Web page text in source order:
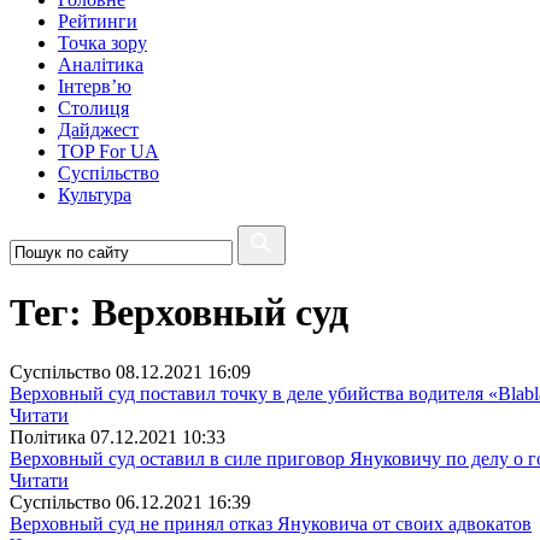
Рейтинги
Точка зору
Аналітика
Інтерв’ю
Столиця
Дайджест
TOP For UA
Суспiльство
Культура
Тег: Верховный суд
Суспiльство 08.12.2021 16:09
Верховный суд поставил точку в деле убийства водителя
Читати
Полiтика 07.12.2021 10:33
Верховный суд оставил в силе приговор Януковичу по делу о
Читати
Суспiльство 06.12.2021 16:39
Верховный суд не принял отказ Януковича от своих адвокатов